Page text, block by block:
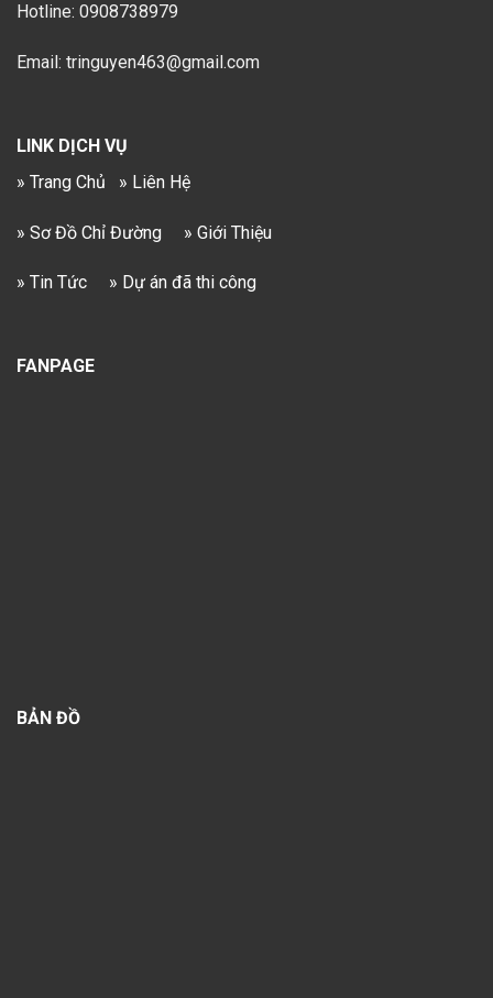
Hotline: 0908738979
Email: tringuyen463@gmail.com
LINK DỊCH VỤ
» Trang Chủ
» Liên Hệ
» Sơ Đồ Chỉ Đường » Giới Thiệu
» Tin Tức » Dự án đã thi công
FANPAGE
BẢN ĐỒ